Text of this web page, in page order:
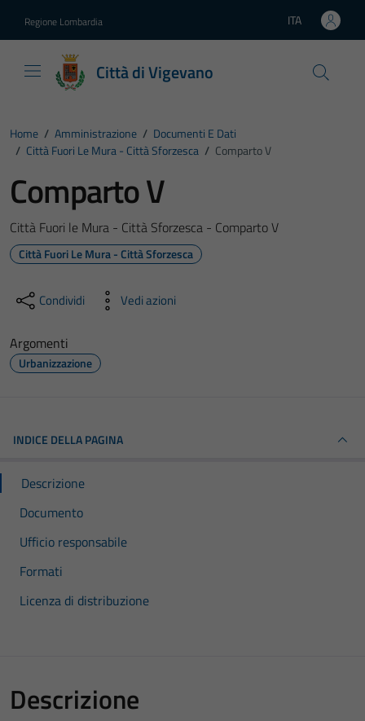
Regione Lombardia Lingua attiva:
ITA
Città di Vigevano
Home / Amministrazione / Documenti E Dati
/ Città Fuori Le Mura - Città Sforzesca / Comparto V
Comparto V
Città Fuori le Mura - Città Sforzesca - Comparto V
Città Fuori Le Mura - Città Sforzesca
Condividi Vedi azioni
Argomenti
Urbanizzazione
INDICE DELLA PAGINA
Descrizione
Documento
Ufficio responsabile
Formati
Licenza di distribuzione
Descrizione